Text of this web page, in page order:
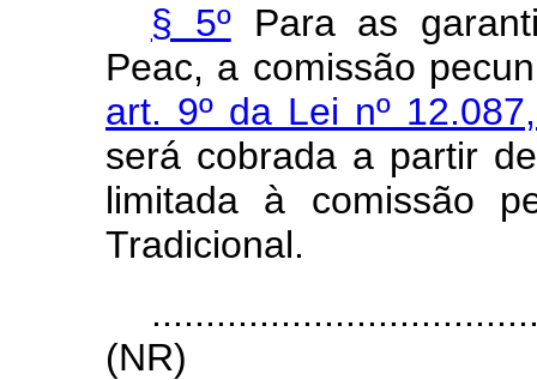
§ 5ºPara as
Peac, a comissão
art. 9º da Lei nº
será cobrada a partir
limitada à comissão
Tradicional.
(NR)